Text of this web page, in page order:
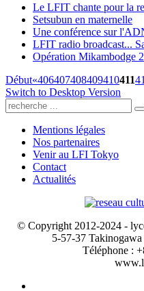
Le LFIT chante pour la
Setsubun en maternelle
Une conférence sur
LFIT radio broadcast...
Opération Mikambodge
Début«406407408409410411
Switch to Desktop Version
Mentions légales
Nos partenaires
Venir au LFI Tokyo
Contact
Actualités
© Copyright 2012-2024 -
5-57-37
Téléphone :